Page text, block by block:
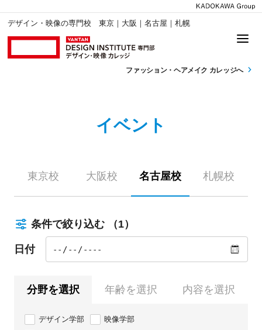
デザイン・映像の専門校 東京｜大阪｜名古屋｜札幌
ファッション・ ヘアメイク カレッジへ
イベント
東京校 大阪校 名古屋校 札幌校
条件で絞り込む （1）
日付
分野を選択 年齢を選択 内容を選択
デザイン学部
映像学部